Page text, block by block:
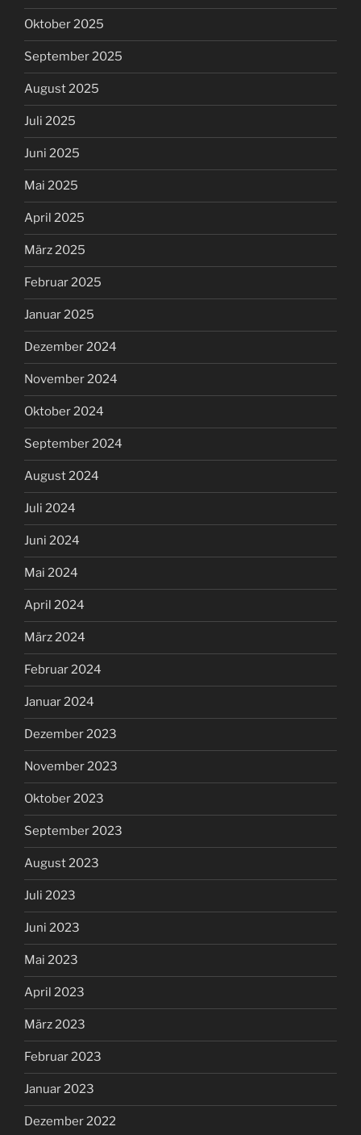
Oktober 2025
September 2025
August 2025
Juli 2025
Juni 2025
Mai 2025
April 2025
März 2025
Februar 2025
Januar 2025
Dezember 2024
November 2024
Oktober 2024
September 2024
August 2024
Juli 2024
Juni 2024
Mai 2024
April 2024
März 2024
Februar 2024
Januar 2024
Dezember 2023
November 2023
Oktober 2023
September 2023
August 2023
Juli 2023
Juni 2023
Mai 2023
April 2023
März 2023
Februar 2023
Januar 2023
Dezember 2022